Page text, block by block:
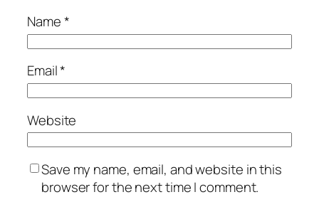
Name*
Email*
Website
Save my name, email, and website in this
browser for the next time I comment.